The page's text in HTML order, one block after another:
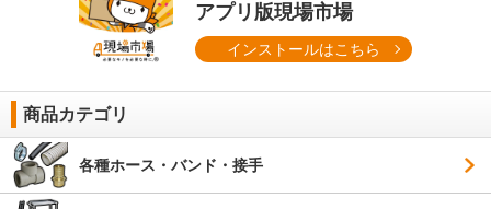
アプリ版現場市場
インストールはこちら
商品カテゴリ
各種ホース・バンド・接手